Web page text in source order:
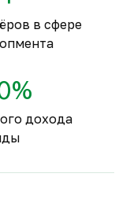
в сфере
дохода